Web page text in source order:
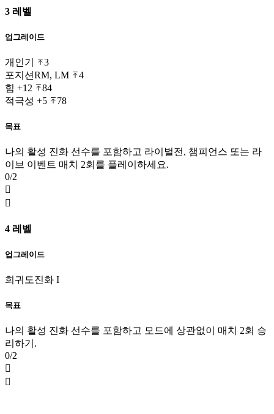
3 레벨
업그레이드
개인기
3
포지션RM, LM
4
힘 +12
84
적극성 +5 78
목표
나의 활성 진화 선수를 포함하고 라이벌전, 챔피언스 또는 라
이브 이벤트 매치 2회를 플레이하세요.
0/2


4 레벨
업그레이드
희귀도진화 I
목표
나의 활성 진화 선수를 포함하고 모드에 상관없이 매치 2회 승
리하기.
0/2

